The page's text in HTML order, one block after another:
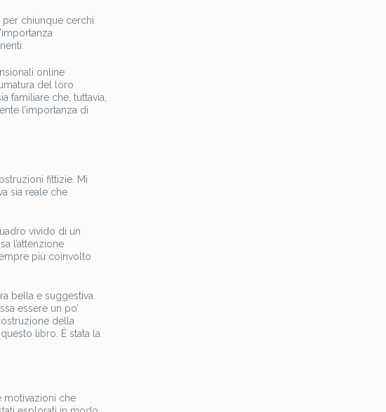
per chiunque cerchi
online
del loro
familiare che, tuttavia,
l’importanza di
fittizie. Mi
sia reale che
vivido di un
l’attenzione
più coinvolto
bella e suggestiva.
essere un po’
della
libro. È stata la
motivazioni che